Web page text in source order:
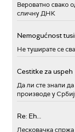
Вероватно свако
сличну ДНК
Nemogućnost
Не туширате се
Cestitke za uspeh
Да ли сте знали
производе у
Re: Eh...
Лесковачка